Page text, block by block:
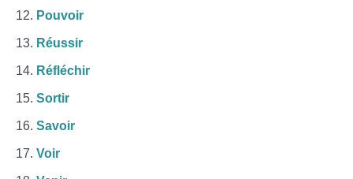
Pouvoir
Réussir
Réfléchir
Sortir
Savoir
Voir